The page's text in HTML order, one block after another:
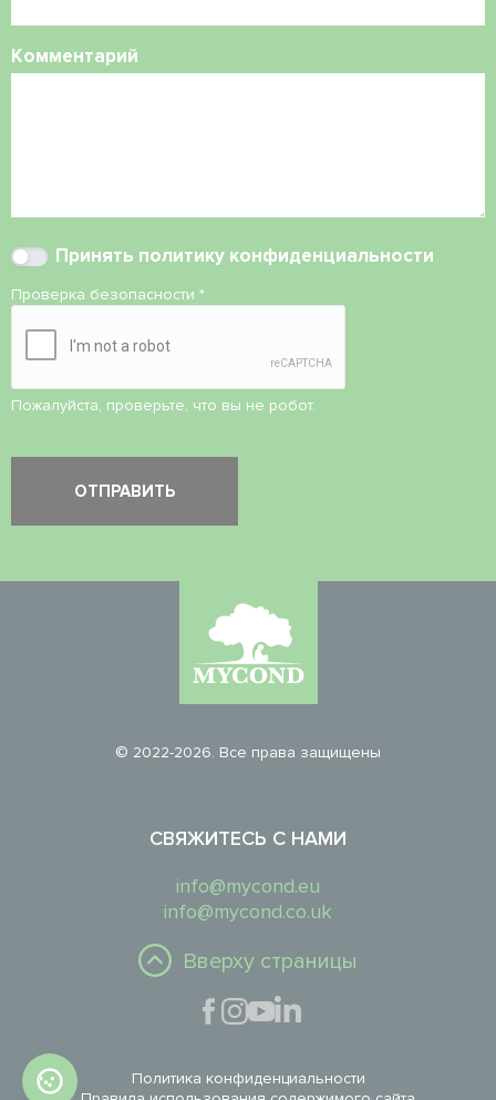
Комментарий
Принять политику конфиденциальности
Проверка безопасности *
Пожалуйста, проверьте, что вы не робот.
© 2022-2026. Все права защищены
СВЯЖИТЕСЬ С НАМИ
info@mycond.eu
info@mycond.co.uk
Вверху страницы
Политика конфиденциальности